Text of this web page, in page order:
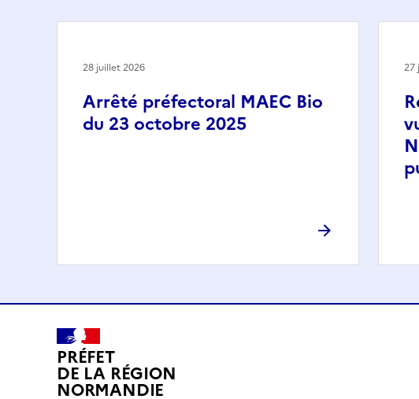
Arrêté préfectoral MAEC Bio
du 23 octobre 2025
28 juillet 2026 27
PRÉFET
DE LA RÉGION
NORMANDIE